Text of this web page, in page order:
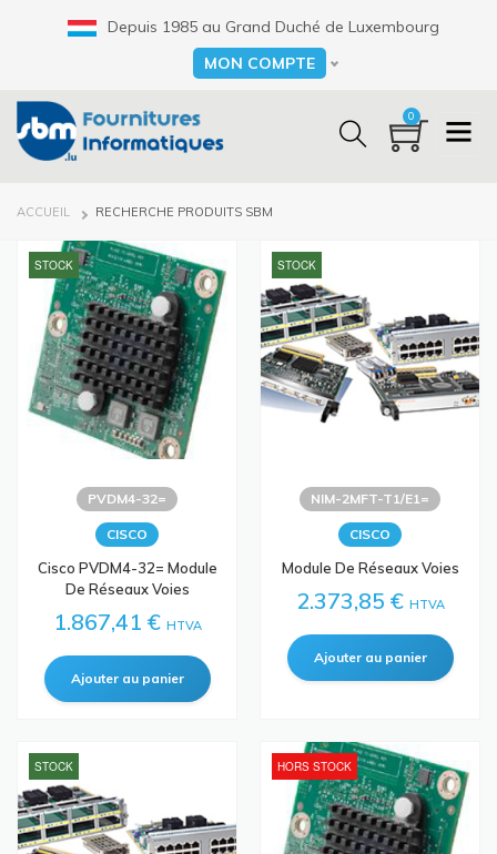
Depuis 1985 au Grand Duché de Luxembourg
Select your language
MON COMPTE
0
FIL
ACCUEIL RECHERCHE PRODUITS SBM
STOCK
PVDM4-32=
CISCO
Cisco PVDM4-32= Module
De Réseaux Voies
1.867,41 € HTVA
STOCK
NIM-2MFT-T1/E1=
CISCO
Module De Réseaux Voies
2.373,85 € HTVA
STOCK HORS STOCK